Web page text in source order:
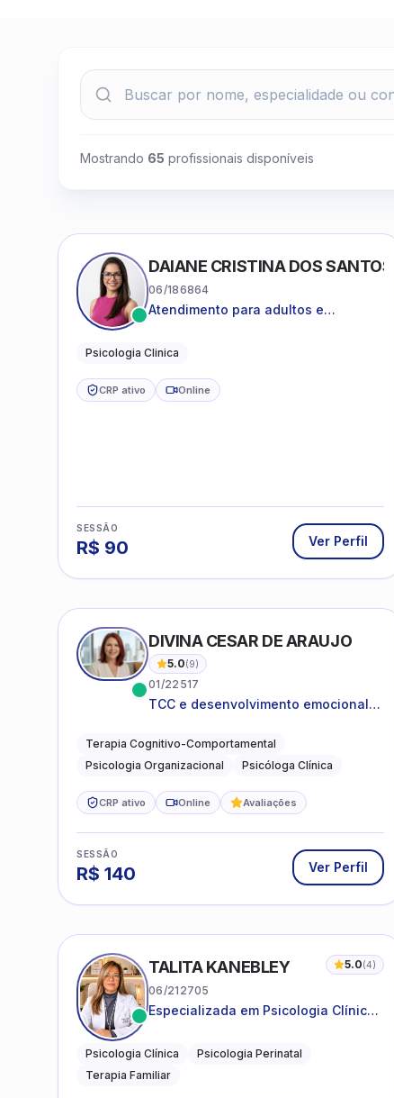
Mostrando 65 profissionais disponíveis
DAIANE CRISTINA DOS SANTOS
06/186864
Atendimento para adultos e
Psicologia Clinica
CRP ativo Online
SESSÃO
R$ 90 Ver Perfil
DIVINA CESAR DE ARAUJO
5.0(9)
01/22517
TCC e desenvolvimento emocional
Terapia Cognitivo-Comportamental
Psicologia Organizacional
Psicóloga Clínica
CRP ativo Online Avaliações
SESSÃO
R$ 140 Ver Perfil
TALITA KANEBLEY 5.0(4)
06/212705
Especializada em Psicologia Clínica
adultos e famílias
Psicologia Clínica
Psicologia Perinatal
Terapia Familiar